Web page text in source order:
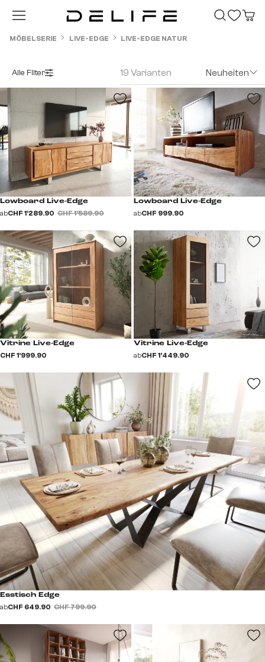
Zum Hauptinhalt springen
MÖBELSERIE LIVE-EDGE LIVE-EDGE NATUR
Alle Filter 19 Varianten Neuheiten
Lowboard Live-Edge
abCHF 1’289.90 CHF 1’589.90
Lowboard Live-Edge
abCHF 999.90
Vitrine Live-Edge
CHF 1’999.90
Vitrine Live-Edge
abCHF 1’449.90
Esstisch Edge
abCHF 649.90 CHF 799.90